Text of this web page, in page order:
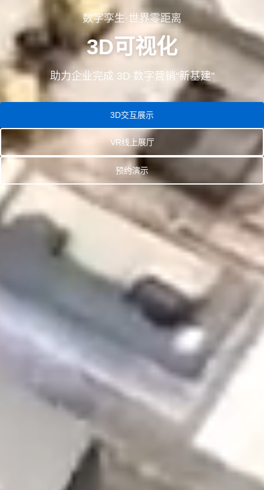
数字孪生·世界零距离
3D可视化
助力企业完成 3D 数字营销"新基建"
3D交互展示
VR线上展厅
预约演示